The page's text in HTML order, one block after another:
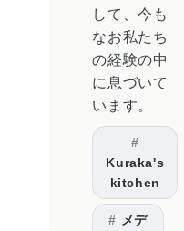
して、今も
なお私たち
の経験の中
に息づいて
います。
Kuraka's
kitchen
メデ